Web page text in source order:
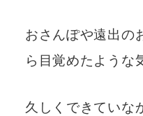
おさんぽや遠出の
ら目覚めたような
久しくできていな